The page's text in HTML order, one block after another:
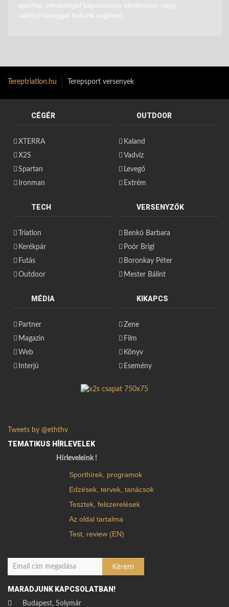
sporttal, versennyel kapcsolatos kérdésben nagy
valószínűséggel tudunk segíteni.
Tereptriatlon.hu Terepsport versenyek
CÉGÉR
XTERRA
X2S
Spartan
Ironman
OUTDOOR
Kaland
Vadvíz
Levegő
Extrém
TECH
Triatlon
Kerékpár
Futás
Outdoor
VERSENYZŐK
Benkó Barbara
Poór Brigi
Boronkay Péter
Mester Bálint
MÉDIA
Partner
Magazin
Web
Interjú
KIKAPCS
Zene
Film
Könyv
Esemény
Tweets by @eththv
TEMATIKUS HÍRLEVELEK
Hírleveleink !
Sporthírek, programok
Edzések, tervek, tanácsok
Tesztek, felszerelések
Az oldal tartalma
Test, review (EN)
MARADJUNK KAPCSOLATBAN!
Budapest, Solymár